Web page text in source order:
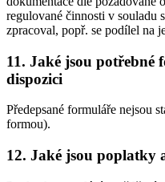
regulované činnosti v souladu
zpracoval, popř. se podílel na
11. Jaké jsou potřebné
dispozici
Předepsané formuláře nejsou
formou).
12. Jaké jsou poplatky